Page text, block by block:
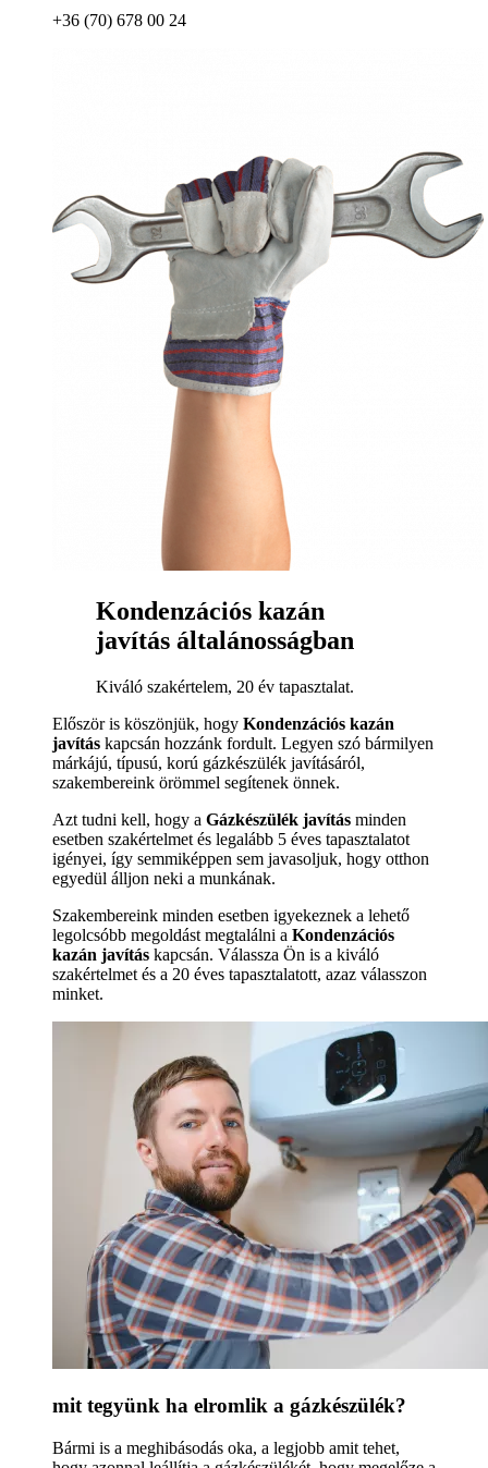
+36 (70) 678 00 24
Kondenzációs kazán
javítás általánosságban
Kiváló szakértelem, 20 év tapasztalat.
Először is köszönjük, hogy Kondenzációs kazán
javítás kapcsán hozzánk fordult. Legyen szó bármilyen
márkájú, típusú, korú gázkészülék javításáról,
szakembereink örömmel segítenek önnek.
Azt tudni kell, hogy a Gázkészülék javítás minden
esetben szakértelmet és legalább 5 éves tapasztalatot
igényei, így semmiképpen sem javasoljuk, hogy otthon
egyedül álljon neki a munkának.
Szakembereink minden esetben igyekeznek a lehető
legolcsóbb megoldást megtalálni a Kondenzációs
kazán javítás kapcsán. Válassza Ön is a kiváló
szakértelmet és a 20 éves tapasztalatott, azaz válasszon
minket.
mit tegyünk ha elromlik a gázkészülék?
Bármi is a meghibásodás oka, a legjobb amit tehet,